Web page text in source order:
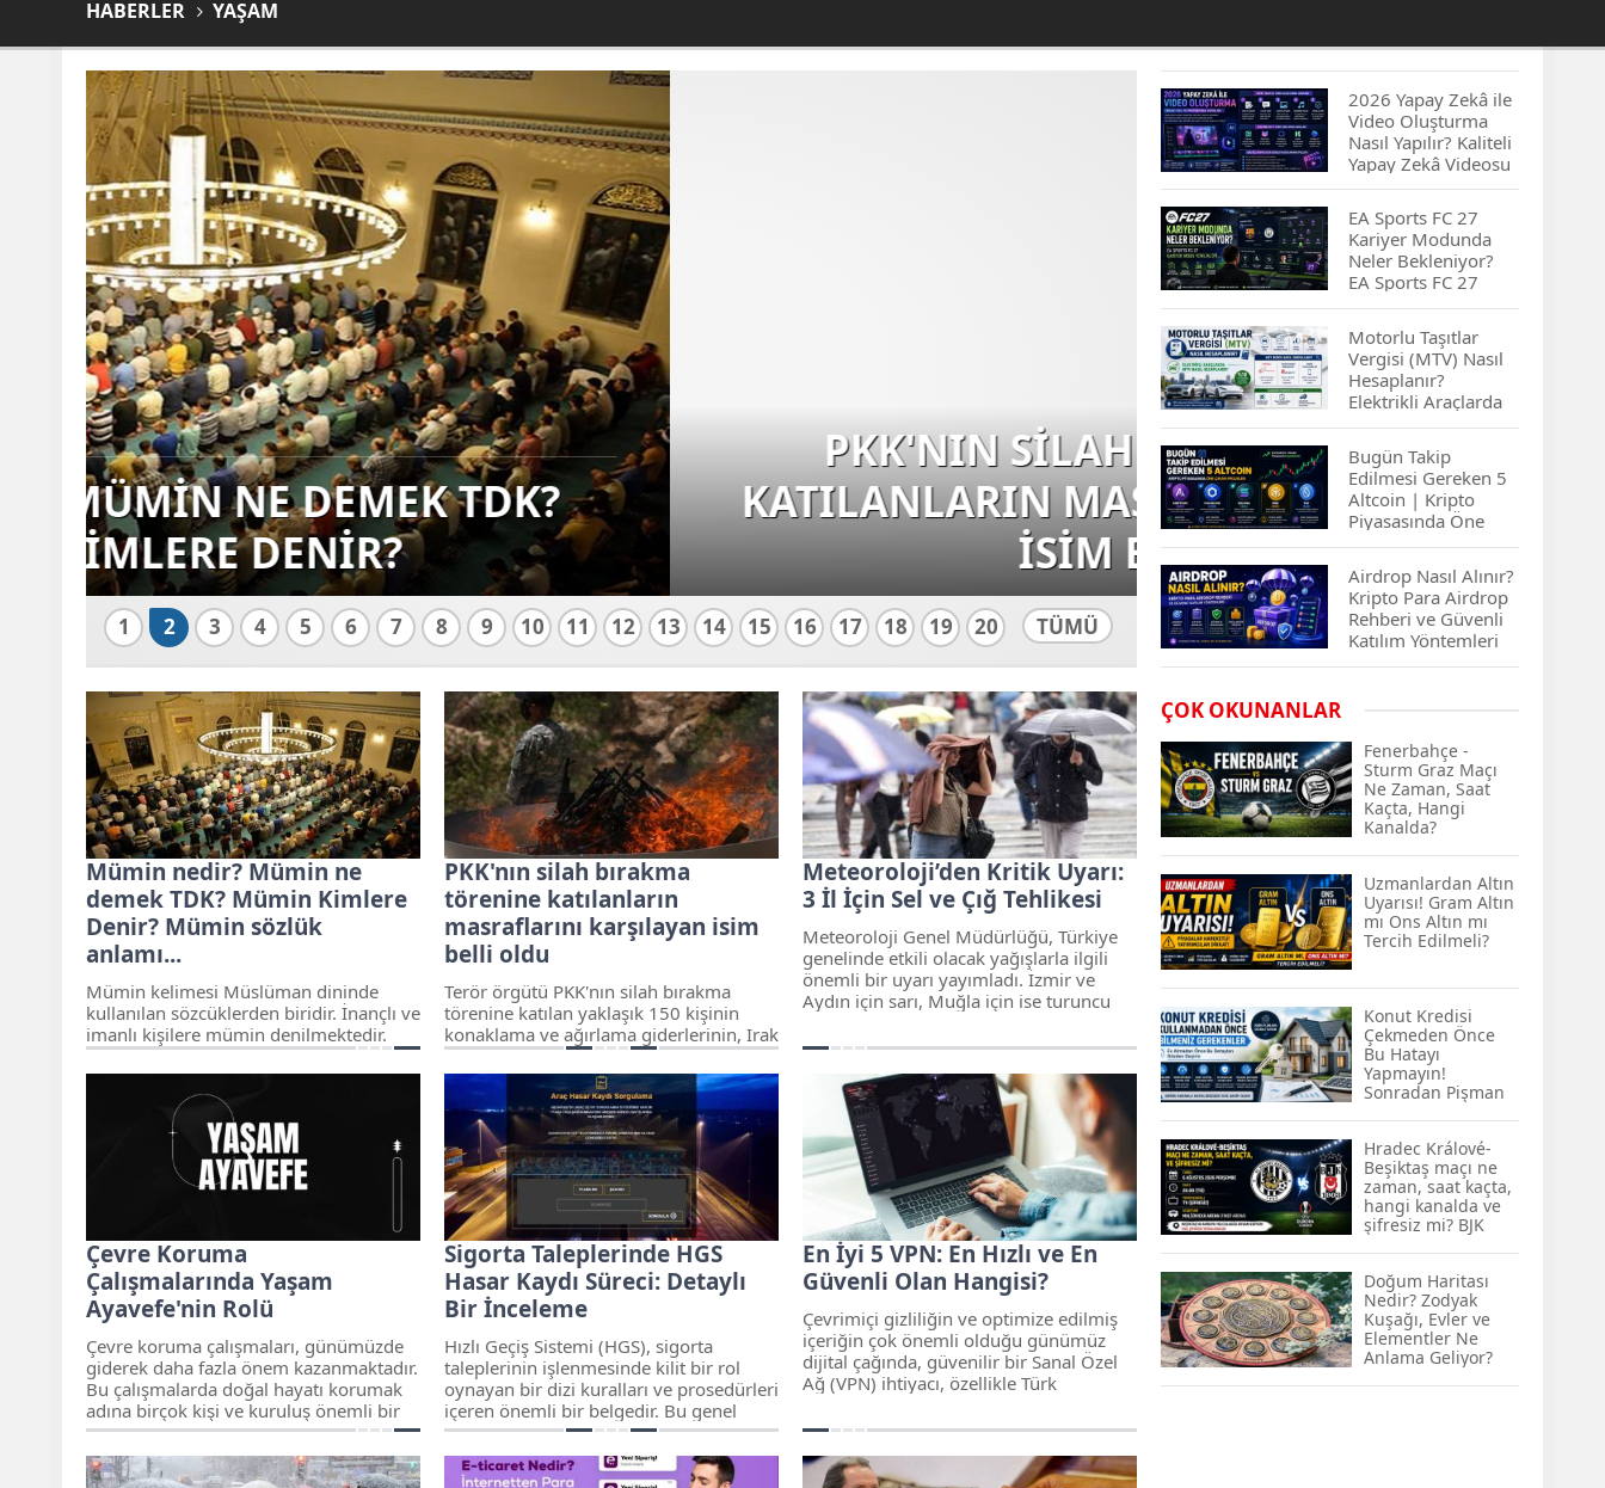
HABERLER YAŞAM
PKK'NIN SİLAH BIRAKMA TÖRENİNE
KATILANLARIN MASRAFLARINI KARŞILAYAN
İSİM BELLİ OLDU
SEL VE
1 2 3 4 5 6 7 8 9 10 11 12 13 14 15 16 17 18 19 20 TÜMÜ
Mümin nedir? Mümin ne
demek TDK? Mümin Kimlere
Denir? Mümin sözlük
anlamı...
Mümin kelimesi Müslüman dininde
kullanılan sözcüklerden biridir. İnançlı ve
imanlı kişilere mümin denilmektedir.
Mümin nedir, ne demek ve TDK mümin
sözlük anlamı neyi ifade eder sizler için
PKK'nın silah bırakma
törenine katılanların
masraflarını karşılayan isim
belli oldu
Terör örgütü PKK'nın silah bırakma
törenine katılan yaklaşık 150 kişinin
konaklama ve ağırlama giderlerinin, Irak
Kürdistan Bölgesel Yönetimi (IKBY)
Başkanı Neçirvan Barzani tarafından
karşılandığı öğrenildi.
Meteoroloji’den Kritik Uyarı:
3 İl İçin Sel ve Çığ Tehlikesi
Meteoroloji Genel Müdürlüğü, Türkiye
genelinde etkili olacak yağışlarla ilgili
önemli bir uyarı yayımladı. İzmir ve
Aydın için sarı, Muğla için ise turuncu
su baskını ve ulaşımda aksamalar gibi
istendi.
Çevre Koruma
Çalışmalarında Yaşam
Ayavefe'nin Rolü
Çevre koruma çalışmaları, günümüzde
giderek daha fazla önem kazanmaktadır.
Bu çalışmalarda doğal hayatı korumak
adına birçok kişi ve kuruluş önemli bir
rol oynamaktadır.
Sigorta Taleplerinde HGS
Hasar Kaydı Süreci: Detaylı
Bir İnceleme
Hızlı Geçiş Sistemi (HGS), sigorta
taleplerinin işlenmesinde kilit bir rol
oynayan bir dizi kuralları ve prosedürleri
içeren önemli bir belgedir. Bu genel
koşullar, sigortalılar ve sigorta şirketleri
arasında adil ve şeffaf bir ilişki
sağlamayı amaçlar.
En İyi 5 VPN: En Hızlı ve En
Güvenli Olan Hangisi?
Çevrimiçi gizliliğin ve optimize edilmiş
içeriğin çok önemli olduğu günümüz
dijital çağında, güvenilir bir Sanal Özel
Ağ (VPN) ihtiyacı, özellikle Türk
acil hale geldi.
2026 Yapay Zekâ ile
Video Oluşturma
Nasıl Yapılır? Kaliteli
Yapay Zekâ Videosu
Hazırlamanın
İpuçları...
EA Sports FC 27
Kariyer Modunda
Neler Bekleniyor?
EA Sports FC 27
Kariyer Modu
Yenilikleri…
Motorlu Taşıtlar
Vergisi (MTV) Nasıl
Hesaplanır?
Elektrikli Araçlarda
MTV Nasıl
Hesaplanır? MTV
Borcu Nasıl
Sorgulanır?
Bugün Takip
Edilmesi Gereken 5
Altcoin | Kripto
Piyasasında Öne
Çıkan Projeler
Airdrop Nasıl Alınır?
Kripto Para Airdrop
Rehberi ve Güvenli
Katılım Yöntemleri
Hangi Piyasa Sizin
İçin Daha Uygun?
ABD-İran Anlaşması
Sonrası Altın Rekora
Koştu, Petrol
Fiyatları Sert Düştü
Temmuz 2026 Maaş
Zammı Netleşiyor!
Memur, Emekli ve
Yeni Oranlar
KOSGEB’den
KOBİ’lere Dev
Finansman Hamlesi:
36 Ay Vadeli 30
Milyon TL Destek
Emekli Maaşlarında
Temmuz Hesabı:
Zam Oranı ve Taban
Aylık İçin Yeni
Senaryolar
ÇOK OKUNANLAR
Fenerbahçe -
Sturm Graz Maçı
Ne Zaman, Saat
Kaçta, Hangi
Kanalda?
Uzmanlardan Altın
Uyarısı! Gram Altın
mı Ons Altın mı
Tercih Edilmeli?
Konut Kredisi
Çekmeden Önce
Bu Hatayı
Yapmayın!
Sonradan Pişman
Hradec Králové-
Beşiktaş maçı ne
zaman, saat kaçta,
hangi kanalda ve
şifresiz mi? BJK
mı? Hradec
Králové-Beşiktaş
maçı şifresiz, HD
canlı yayın
Doğum Haritası
Nedir? Zodyak
Kuşağı, Evler ve
Elementler Ne
Anlama Geliyor?